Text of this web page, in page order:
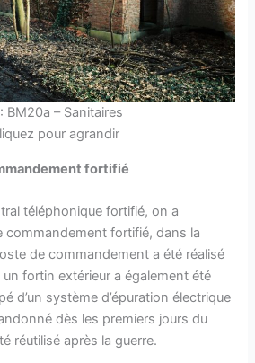
BM20a – Sanitaires
pour agrandir
fortifié
téléphonique fortifié, on a
fortifié, dans la
de commandement a été réalisé
fortin extérieur a également été
d’un système d’épuration électrique
dès les premiers jours du
réutilisé après la guerre.